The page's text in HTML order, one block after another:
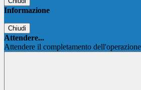
Informazione
Chiudi
Attendere...
Attendere il completamento